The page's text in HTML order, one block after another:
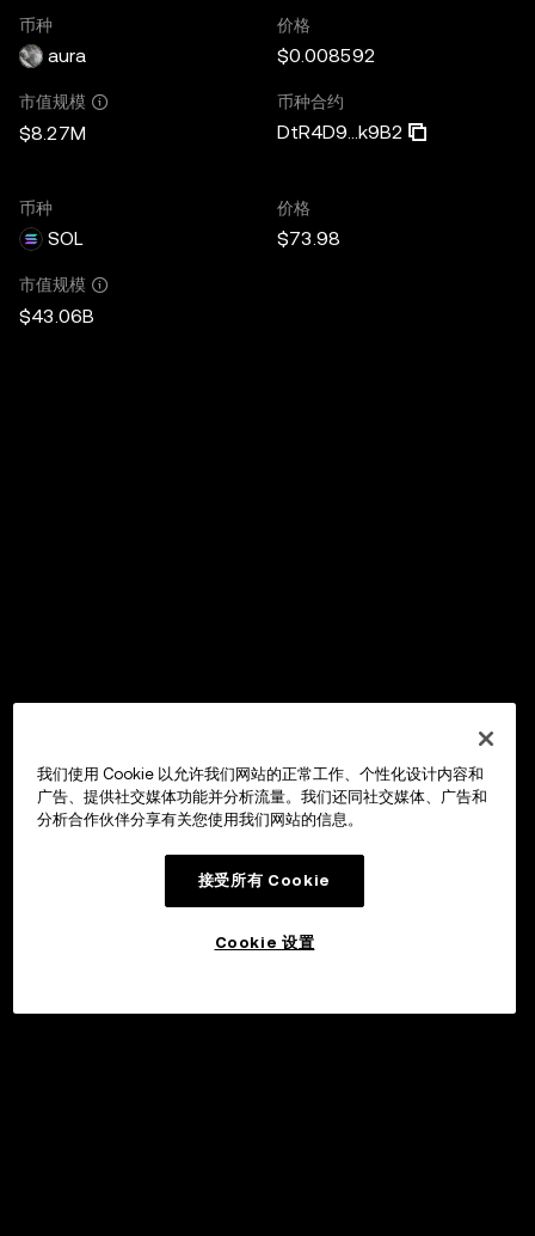
币种
aura
价格
$0.008592
市值规模
$8.27M
币种合约
DtR4D9...k9B2
币种
SOL
价格
$73.98
市值规模
$43.06B
我们使用 Cookie 以允许我们网站的正常工作、个性化设计内容和
广告、提供社交媒体功能并分析流量。我们还同社交媒体、广告和
分析合作伙伴分享有关您使用我们网站的信息。
接受所有 Cookie
Cookie 设置